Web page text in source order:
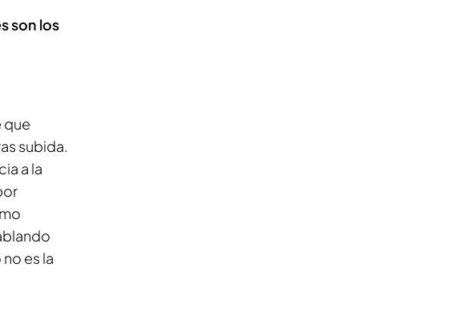
son los
que
subida.
a la
es la